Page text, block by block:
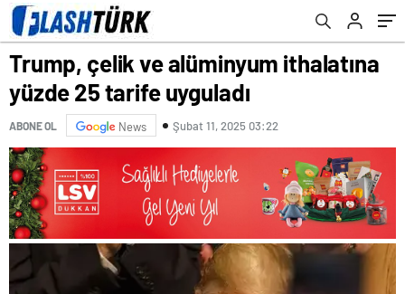
Trump, çelik ve alüminyum ithalatına
yüzde 25 tarife uyguladı
ABONE OL News Şubat 11, 2025 03:22